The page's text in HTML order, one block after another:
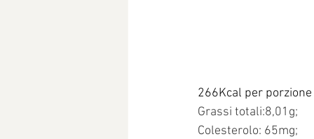
266Kcal per porzione
Grassi totali:8,01g;
Colesterolo: 65mg;